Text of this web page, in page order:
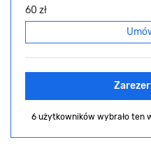
60 zł
6 użytkowników wybrało ten